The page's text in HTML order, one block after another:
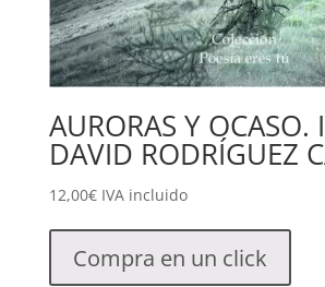
AURORAS Y OCASO.
DAVID RODRÍGUEZ
12,00€ IVA incluido
Compra en un click